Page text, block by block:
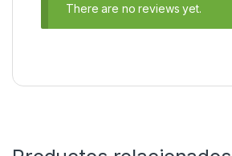
There are no reviews yet.